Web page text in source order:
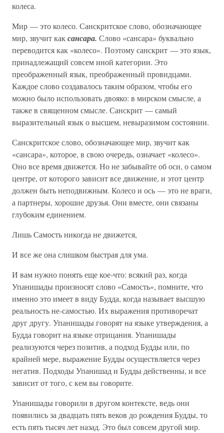
колеса.
Мир — это колесо. Санскритское слово, обозначающее
мир, звучит каксансара. Слово «сансара» буквально
переводится как «колесо». Поэтому санскрит — это язык,
принадлежащий совсем иной категории. Это
преображенный язык, преображенный провидцами.
Каждое слово создавалось таким образом, чтобы его
можно было использовать двояко: в мирском смысле, а
также в священном смысле. Санскрит — самый
выразительный язык о высшем, невыразимом состоянии.
Санскритское слово, обозначающее мир, звучит как
«сансара», которое, в свою очередь, означает «колесо».
Оно все время движется. Но не забывайте об оси, о самом
центре, от которого зависит все движение, и этот центр
должен быть неподвижным. Колесо и ось — это не враги,
а партнеры, хорошие друзья. Они вместе, они связаны
глубоким единением.
Лишь Самость никогда не движется,
И все же она слишком быстрая для ума.
И вам нужно понять еще кое-что: всякий раз, когда
Упанишады произносят слово «Самость», помните, что
именно это имеет в виду Будда, когда называет высшую
реальность не-самостью. Их выражения противоречат
друг другу. Упанишады говорят на языке утверждения, а
Будда говорит на языке отрицания. Упанишады
реализуются через позитив, а подход Будды или, по
крайней мере, выражение Будды осуществляется через
негатив. Подходы Упанишад и Будды действенны, и все
зависит от того, с кем вы говорите.
Упанишады говорили в другом контексте, ведь они
появились за двадцать пять веков до рождения Будды, то
есть пять тысяч лет назад. Это был совсем другой мир.